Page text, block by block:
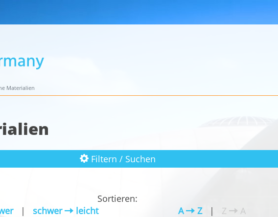
Materialien
Filtern / Suchen
Sortieren:
| schwer leicht A Z | Z
A